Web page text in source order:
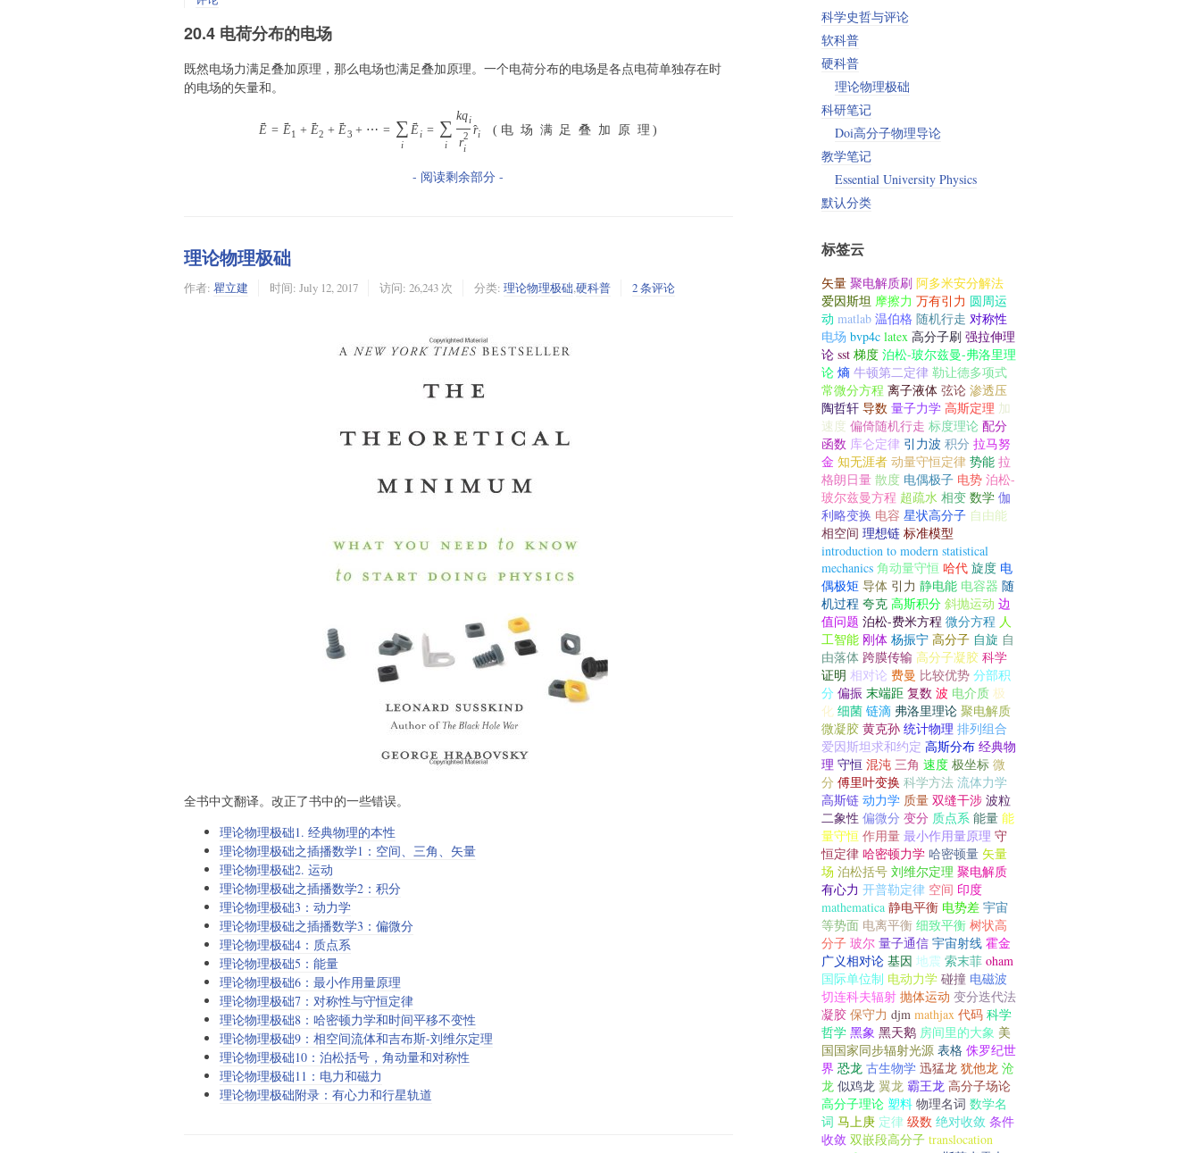
20.4 电荷分布的电场
既然电场力满足叠加原理，那么电场也满足叠加原理。一个电荷分布的电场是各点电荷单独存在时
的电场的矢量和。
→
E =
→
E1 +
→
E2 +
→
E3 + ⋯ = ∑
i
→
Ei = ∑
i
kqi
r2
i
ˆ
ri ( 电 场 满 足 叠 加 原 理 )
- 阅读剩余部分 -
理论物理极础
作者: 瞿立建 时间: July 12, 2017 访问: 26,243 次 分类: 理论物理极础,硬科普 2 条评论
全书中文翻译。改正了书中的一些错误。
理论物理极础1. 经典物理的本性
理论物理极础之插播数学1：空间、三角、矢量
理论物理极础2. 运动
理论物理极础之插播数学2：积分
理论物理极础3：动力学
理论物理极础之插播数学3：偏微分
理论物理极础4：质点系
理论物理极础5：能量
理论物理极础6：最小作用量原理
理论物理极础7：对称性与守恒定律
理论物理极础8：哈密顿力学和时间平移不变性
理论物理极础9：相空间流体和吉布斯-刘维尔定理
理论物理极础10：泊松括号，角动量和对称性
理论物理极础11：电力和磁力
理论物理极础附录：有心力和行星轨道
科学史哲与评论
软科普
硬科普
理论物理极础
科研笔记
Doi高分子物理导论
教学笔记
Essential University Physics
默认分类
标签云
矢量 聚电解质刷 阿多米安分解法
爱因斯坦 摩擦力 万有引力 圆周运
动 matlab 温伯格 随机行走 对称性
电场 bvp4c latex 高分子刷 强拉伸理
论 sst 梯度 泊松-玻尔兹曼-弗洛里理
论 熵 牛顿第二定律 勒让德多项式
常微分方程 离子液体 弦论 渗透压
陶哲轩 导数 量子力学 高斯定理 加
速度 偏倚随机行走 标度理论 配分
函数 库仑定律 引力波 积分 拉马努
金 知无涯者 动量守恒定律 势能 拉
格朗日量 散度 电偶极子 电势 泊松-
玻尔兹曼方程 超疏水 相变 数学 伽
利略变换 电容 星状高分子 自由能
相空间 理想链 标准模型
introduction to modern statistical
mechanics 角动量守恒 哈代 旋度 电
偶极矩 导体 引力 静电能 电容器 随
机过程 夸克 高斯积分 斜抛运动 边
值问题 泊松-费米方程 微分方程 人
工智能 刚体 杨振宁 高分子 自旋 自
由落体 跨膜传输 高分子凝胶 科学
证明 相对论 费曼 比较优势 分部积
分 偏振 末端距 复数 波 电介质 极
化 细菌 链滴 弗洛里理论 聚电解质
微凝胶 黄克孙 统计物理 排列组合
爱因斯坦求和约定 高斯分布 经典物
理 守恒 混沌 三角 速度 极坐标 微
分 傅里叶变换 科学方法 流体力学
高斯链 动力学 质量 双缝干涉 波粒
二象性 偏微分 变分 质点系 能量 能
量守恒 作用量 最小作用量原理 守
恒定律 哈密顿力学 哈密顿量 矢量
场 泊松括号 刘维尔定理 聚电解质
有心力 开普勒定律 空间 印度
mathematica 静电平衡 电势差 宇宙
等势面 电离平衡 细致平衡 树状高
分子 玻尔 量子通信 宇宙射线 霍金
广义相对论 基因 地震 索末菲 oham
国际单位制 电动力学 碰撞 电磁波
切连科夫辐射 抛体运动 变分迭代法
凝胶 保守力 djm mathjax 代码 科学
哲学 黑象 黑天鹅 房间里的大象 美
国国家同步辐射光源 表格 侏罗纪世
界 恐龙 古生物学 迅猛龙 犹他龙 沧
龙 似鸡龙 翼龙 霸王龙 高分子场论
高分子理论 塑料 物理名词 数学名
词 马上庚 定律 级数 绝对收敛 条件
收敛 双嵌段高分子 translocation